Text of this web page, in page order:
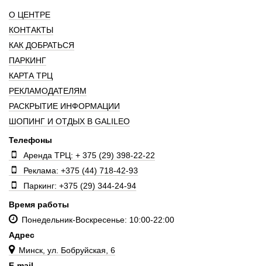
О ЦЕНТРЕ
КОНТАКТЫ
КАК ДОБРАТЬСЯ
ПАРКИНГ
КАРТА ТРЦ
РЕКЛАМОДАТЕЛЯМ
РАСКРЫТИЕ ИНФОРМАЦИИ
ШОПИНГ И ОТДЫХ В GALILEO
Телефоны
Аренда ТРЦ: + 375 (29) 398-22-22
Реклама: +375 (44) 718-42-93
Паркинг: +375 (29) 344-24-94
Время работы
Понедельник-Воскресенье: 10:00-22:00
Адрес
Минск, ул. Бобруйская, 6